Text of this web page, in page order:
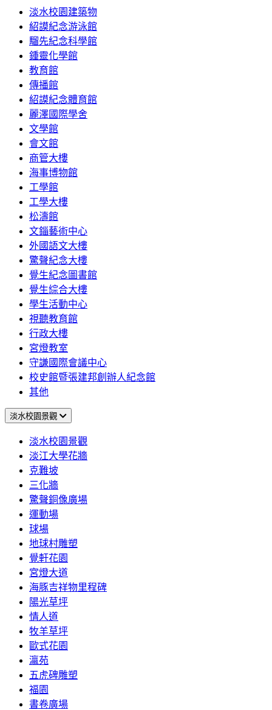
淡水校園建築物
紹謨紀念游泳館
騮先紀念科學館
鍾靈化學館
教育館
傳播館
紹謨紀念體育館
麗澤國際學舍
文學館
會文館
商管大樓
海事博物館
工學館
工學大樓
松濤館
文錙藝術中心
外國語文大樓
驚聲紀念大樓
覺生紀念圖書館
覺生綜合大樓
學生活動中心
視聽教育館
行政大樓
宮燈教室
守謙國際會議中心
校史館暨張建邦創辦人紀念館
其他
淡水校園景觀
淡水校園景觀
淡江大學花牆
克難坡
三化牆
驚聲銅像廣場
運動場
球場
地球村雕塑
覺軒花園
宮燈大道
海豚吉祥物里程碑
陽光草坪
情人道
牧羊草坪
歐式花園
瀛苑
五虎碑雕塑
福園
書卷廣場